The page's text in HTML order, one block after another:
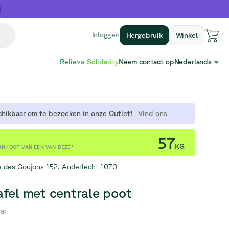
Inloggen Hergebruik Winkel
Relieve SolidarityNeem contact opNederlands
om te bezoeken in onze Outlet! Vind ons
VAN EEN VAN DEZE*
57KG
des Goujons 152, Anderlecht 1070
met centrale poot